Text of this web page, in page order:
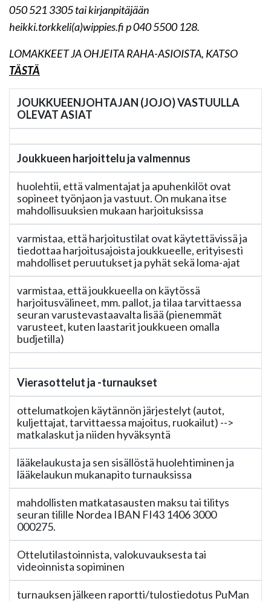
050 521 3305 tai kirjanpitäjään
heikki.torkkeli(a)wippies.fi p 040 5500 128.
LOMAKKEET JA OHJEITA RAHA-ASIOISTA, KATSO
TÄSTÄ
JOUKKUEENJOHTAJAN (JOJO) VASTUULLA
OLEVAT ASIAT
Joukkueen harjoittelu ja valmennus
huolehtii, että valmentajat ja apuhenkilöt ovat
sopineet työnjaon ja vastuut. On mukana itse
mahdollisuuksien mukaan harjoituksissa
varmistaa, että harjoitustilat ovat käytettävissä ja
tiedottaa harjoitusajoista joukkueelle, erityisesti
mahdolliset peruutukset ja pyhät sekä loma-ajat
varmistaa, että joukkueella on käytössä
harjoitusvälineet, mm. pallot, ja tilaa tarvittaessa
seuran varustevastaavalta lisää (pienemmät
varusteet, kuten laastarit joukkueen omalla
budjetilla)
Vierasottelut ja -turnaukset
ottelumatkojen käytännön järjestelyt (autot,
kuljettajat, tarvittaessa majoitus, ruokailut) -->
matkalaskut ja niiden hyväksyntä
lääkelaukusta ja sen sisällöstä huolehtiminen ja
lääkelaukun mukanapito turnauksissa
mahdollisten matkatasausten maksu tai tilitys
seuran tilille Nordea IBAN FI43 1406 3000
000275.
Ottelutilastoinnista, valokuvauksesta tai
videoinnista sopiminen
turnauksen jälkeen raportti/tulostiedotus PuMan